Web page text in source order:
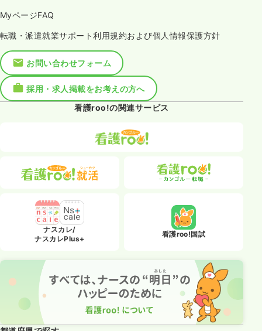
MyページFAQ
転職・派遣就業サポート利用規約および個人情報保護方針
お問い合わせフォーム
採用・求人掲載をお考えの方へ
看護roo!の関連サービス
ナスカレ/
ナスカレPlus+
看護roo!国試